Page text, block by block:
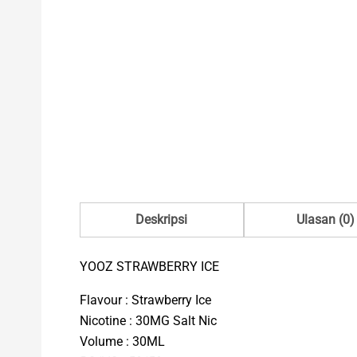
Deskripsi Ulasan (0)
YOOZ STRAWBERRY ICE
Flavour : Strawberry Ice
Nicotine : 30MG Salt Nic
Volume : 30ML